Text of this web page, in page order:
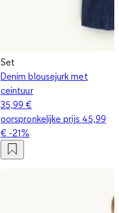
Set
Denim blousejurk met
ceintuur
35,99 €
oorspronkelijke prijs 45,99
€ -21%